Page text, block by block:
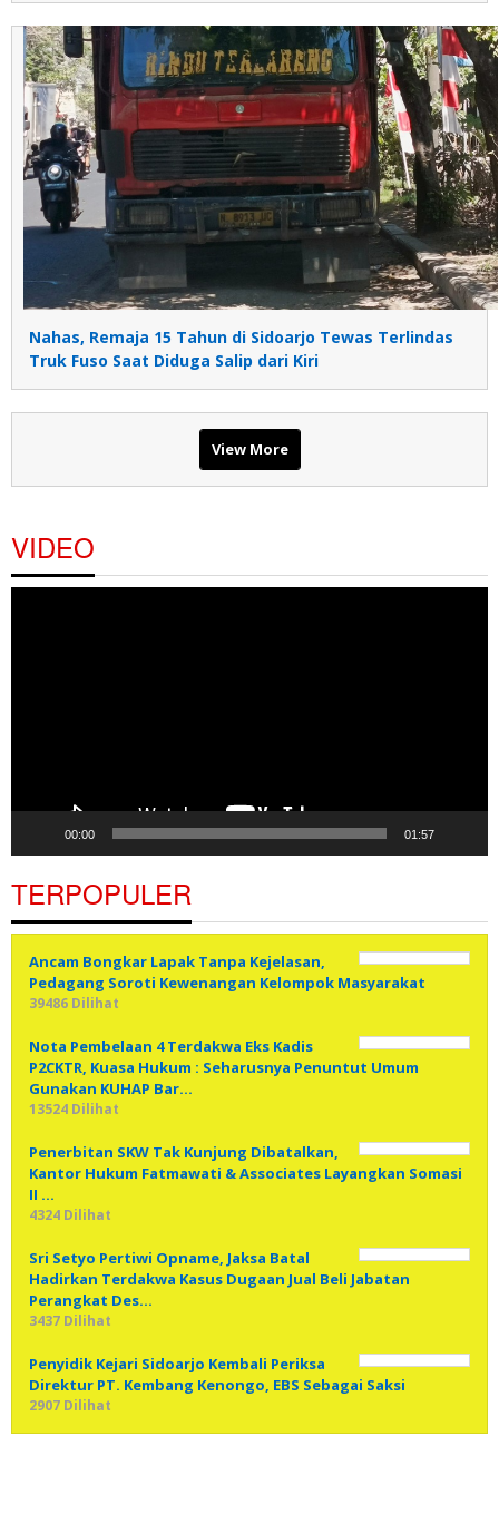
Nahas, Remaja 15 Tahun di Sidoarjo Tewas Terlindas
Truk Fuso Saat Diduga Salip dari Kiri
View More
VIDEO
00:00 01:57
TERPOPULER
Ancam Bongkar Lapak Tanpa Kejelasan,
Pedagang Soroti Kewenangan Kelompok Masyarakat
39486 Dilihat
Nota Pembelaan 4 Terdakwa Eks Kadis
P2CKTR, Kuasa Hukum : Seharusnya Penuntut Umum
Gunakan KUHAP Bar…
13524 Dilihat
Penerbitan SKW Tak Kunjung Dibatalkan,
Kantor Hukum Fatmawati & Associates Layangkan Somasi
II …
4324 Dilihat
Sri Setyo Pertiwi Opname, Jaksa Batal
Hadirkan Terdakwa Kasus Dugaan Jual Beli Jabatan
Perangkat Des…
3437 Dilihat
Penyidik Kejari Sidoarjo Kembali Periksa
Direktur PT. Kembang Kenongo, EBS Sebagai Saksi
2907 Dilihat